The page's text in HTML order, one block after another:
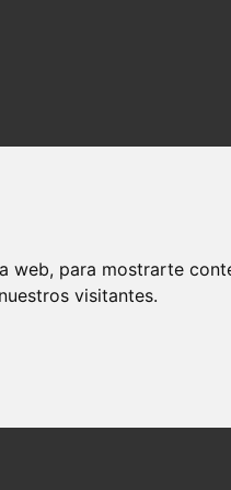
web, para mostrarte
visitantes.